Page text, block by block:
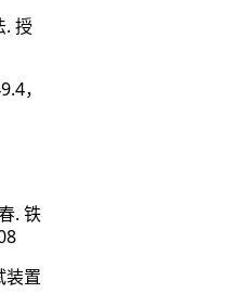
. 授
，
. 铁
装置